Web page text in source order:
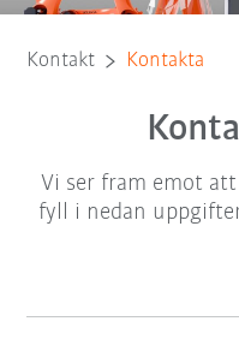
Kontakt Kontakta
Vi ser fram emot
fyll i nedan